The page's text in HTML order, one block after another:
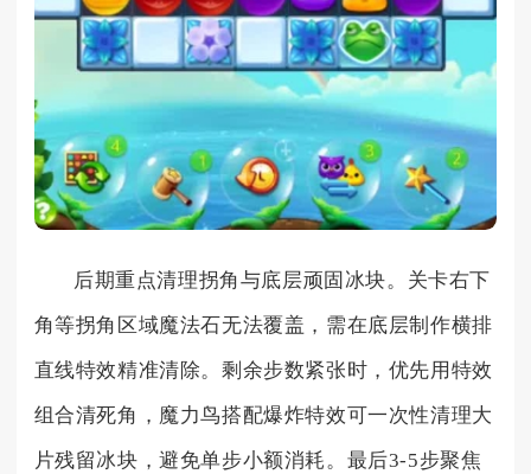
后期重点清理拐角与底层顽固冰块。关卡右下
角等拐角区域魔法石无法覆盖，需在底层制作横排
直线特效精准清除。剩余步数紧张时，优先用特效
组合清死角，魔力鸟搭配爆炸特效可一次性清理大
片残留冰块，避免单步小额消耗。最后3-5步聚焦